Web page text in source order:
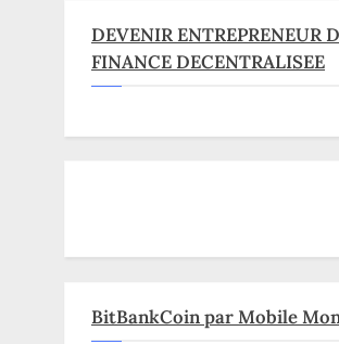
DEVENIR ENTREPRENEUR
FINANCE DECENTRALISEE
BitBankCoin par Mobile